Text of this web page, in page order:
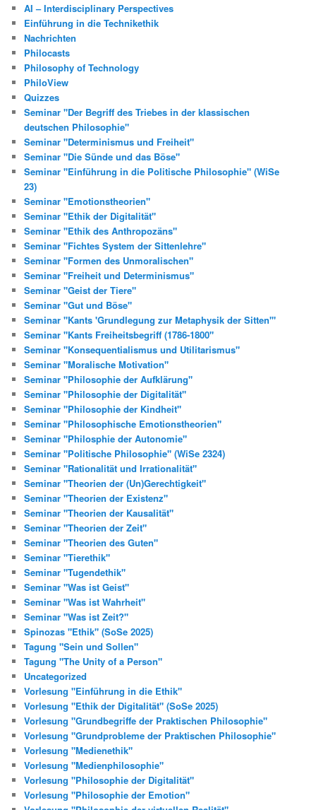
AI – Interdisciplinary Perspectives
Einführung in die Technikethik
Nachrichten
Philocasts
Philosophy of Technology
PhiloView
Quizzes
Seminar "Der Begriff des Triebes in der klassischen
deutschen Philosophie"
Seminar "Determinismus und Freiheit"
Seminar "Die Sünde und das Böse"
Seminar "Einführung in die Politische Philosophie" (WiSe
23)
Seminar "Emotionstheorien"
Seminar "Ethik der Digitalität"
Seminar "Ethik des Anthropozäns"
Seminar "Fichtes System der Sittenlehre"
Seminar "Formen des Unmoralischen"
Seminar "Freiheit und Determinismus"
Seminar "Geist der Tiere"
Seminar "Gut und Böse"
Seminar "Kants 'Grundlegung zur Metaphysik der Sitten'"
Seminar "Kants Freiheitsbegriff (1786-1800"
Seminar "Konsequentialismus und Utilitarismus"
Seminar "Moralische Motivation"
Seminar "Philosophie der Aufklärung"
Seminar "Philosophie der Digitalität"
Seminar "Philosophie der Kindheit"
Seminar "Philosophische Emotionstheorien"
Seminar "Philosphie der Autonomie"
Seminar "Politische Philosophie" (WiSe 2324)
Seminar "Rationalität und Irrationalität"
Seminar "Theorien der (Un)Gerechtigkeit"
Seminar "Theorien der Existenz"
Seminar "Theorien der Kausalität"
Seminar "Theorien der Zeit"
Seminar "Theorien des Guten"
Seminar "Tierethik"
Seminar "Tugendethik"
Seminar "Was ist Geist"
Seminar "Was ist Wahrheit"
Seminar "Was ist Zeit?"
Spinozas "Ethik" (SoSe 2025)
Tagung "Sein und Sollen"
Tagung "The Unity of a Person"
Uncategorized
Vorlesung "Einführung in die Ethik"
Vorlesung "Ethik der Digitalität" (SoSe 2025)
Vorlesung "Grundbegriffe der Praktischen Philosophie"
Vorlesung "Grundprobleme der Praktischen Philosophie"
Vorlesung "Medienethik"
Vorlesung "Medienphilosophie"
Vorlesung "Philosophie der Digitalität"
Vorlesung "Philosophie der Emotion"